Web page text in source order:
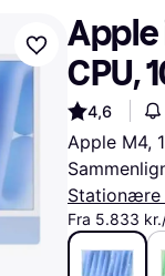
Apple
CPU,
4,6
Apple M4,
Stationære
Fra 5.833